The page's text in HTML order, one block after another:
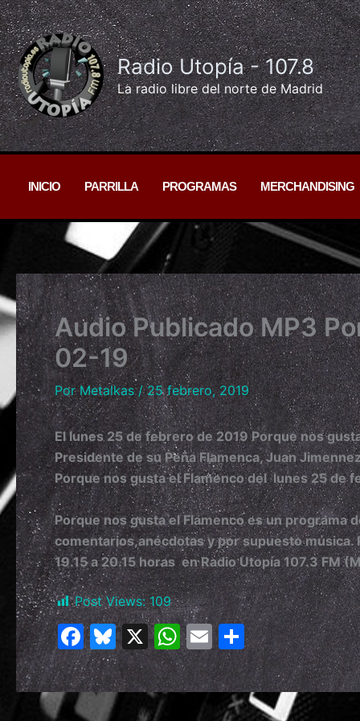
Ir
al
contenido
Radio Utopía - 107.8
La radio libre del norte de Madrid
INICIO PARRILLA PROGRAMAS MERCHANDISING
Audio Publicado MP3
02-19
PorMetalkas/25 febrero, 2019
El lunes 25 de febrero de 2019 Porque nos
Presidente de su Peña Flamenca, Juan
Porque nos gusta el Flamenco del lunes 25 de
Porque nos gusta el Flamenco es un programa
comentarios,anécdotas y por supuesto música.
19.15 a 20.15 horas en Radio Utopía 107.3 FM
Post Views: 109
F
a
c
e
Bl
u
e
X W
h
at
E
m
ai
l
C
o
m
p